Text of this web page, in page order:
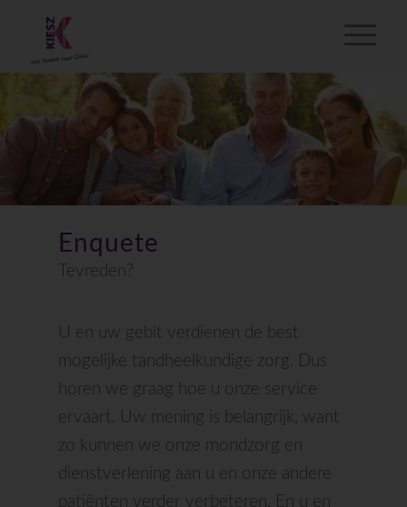
Enquete
Tevreden?
U en uw gebit verdienen de best
mogelijke tandheelkundige zorg. Dus
horen we graag hoe u onze service
ervaart. Uw mening is belangrijk, want
zo kunnen we onze mondzorg en
dienstverlening aan u en onze andere
patiënten verder verbeteren. En u en